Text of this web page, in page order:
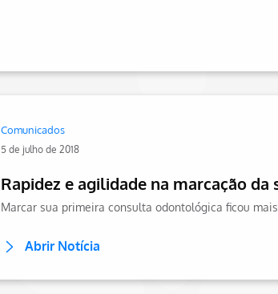
Comunicados
5 de julho de 2018
Rapidez e agilidade na marcação
Abrir Notícia